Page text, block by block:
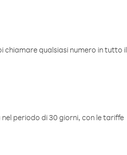
chiamare qualsiasi numero in tutto il
periodo di 30 giorni, con le tariffe